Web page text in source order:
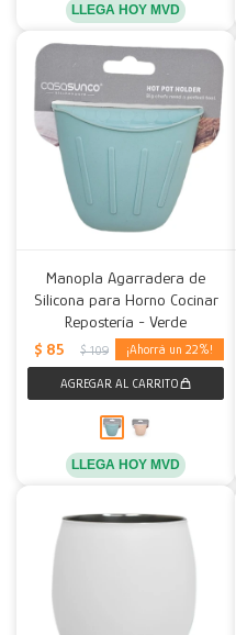
LLEGA HOY MVD
Manopla Agarradera de
Silicona para Horno Cocinar
Repostería - Verde
$ 85 $ 109 22
LLEGA HOY MVD